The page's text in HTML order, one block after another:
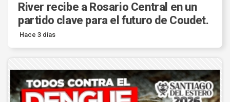
River recibe a Rosario Central en un
partido clave para el futuro de Coudet.
Hace 3 días